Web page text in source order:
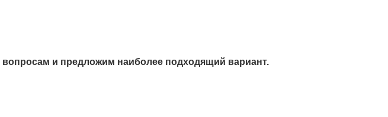
и предложим наиболее подходящий вариант.